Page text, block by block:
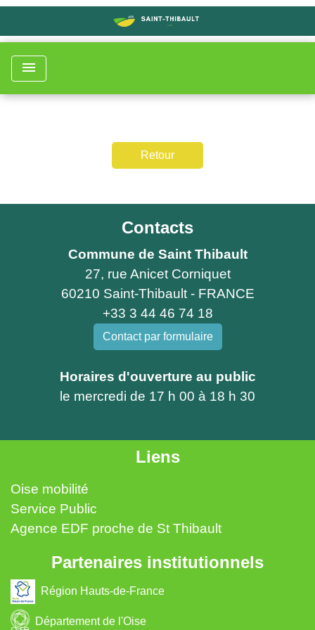
menu
Retour
Contacts
Commune de Saint Thibault
27, rue Anicet Corniquet
60210 Saint-Thibault - FRANCE
+33 3 44 46 74 18
Contact par formulaire
Horaires d'ouverture au public
le mercredi de 17 h 00 à 18 h 30
Liens
Oise mobilité
Service Public
Agence EDF proche de St Thibault
Partenaires institutionnels
Région Hauts-de-France
Département de l'Oise